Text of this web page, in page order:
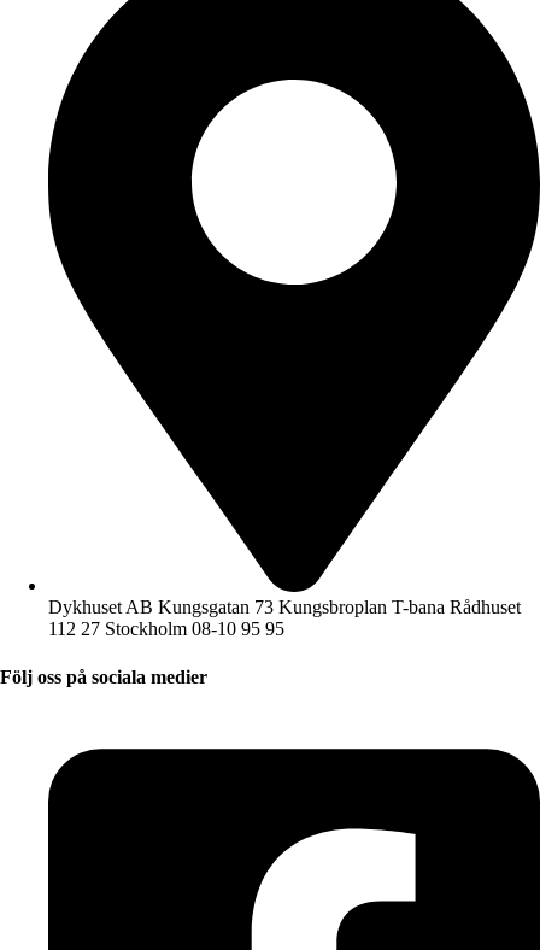
Dykhuset AB Kungsgatan 73 Kungsbroplan T-bana Rådhuset
112 27 Stockholm 08-10 95 95
Följ oss på sociala medier